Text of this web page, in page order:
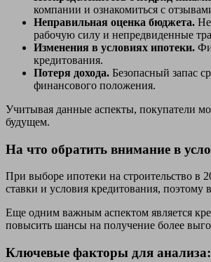
компании и ознакомиться с
Неправильная оценка бюджета.
рабочую силу и непредвиденные
Изменения в условиях ипотеки.
кредитования.
Потеря дохода. Безопасный запас
финансового положения.
Учитывая данные аспекты, покупатели
будущем.
На что обратить внимание в
При выборе ипотеки на строительство в
ставки и условия кредитования, поэтому
Еще одним важным аспектом является
повысить шансы на получение более
Ключевые факторы для анализа: